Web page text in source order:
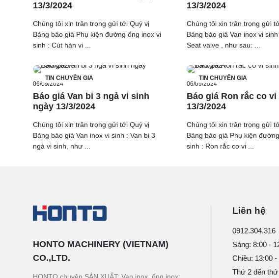
13/3/2024
Chúng tôi xin trân trọng gửi tới Quý vị
Bảng báo giá Phụ kiện đường ống inox vi
sinh : Cút hàn vi ...
13/3/2024
Chúng tôi xin trân trọng gửi
Bảng báo giá Van inox vi
Seat valve , như sau: ...
TIN CHUYÊN GIA
06/09/2024
Báo giá Van bi 3 ngả vi sinh
ngày 13/3/2024
Chúng tôi xin trân trọng gửi tới Quý vị
Bảng báo giá Van inox vi sinh : Van bi 3
ngả vi sinh, như ...
TIN CHUYÊN GIA
06/09/2024
Báo giá Ron rắc co
13/3/2024
Chúng tôi xin trân trọng gửi
Bảng báo giá Phụ kiện
sinh : Ron rắc co vi ...
HONTO MACHINERY (VIETNAM)
CO.,LTD.
Liên hệ
0912.304.316
Sáng: 8:00 -
Chiều: 13:00 -
Thứ 2 đến